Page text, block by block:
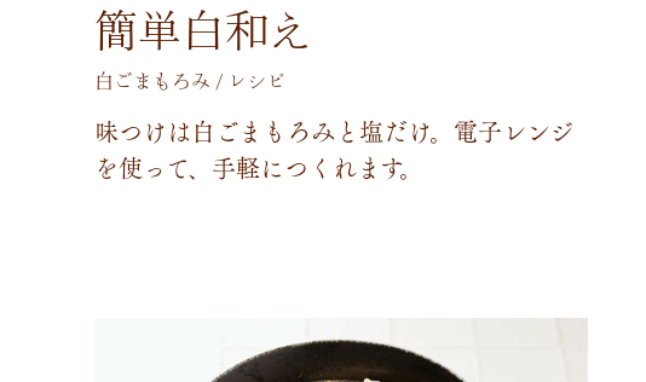
簡単白和え
白ごまもろみ / レシピ
味つけは白 ごま も ろみ と塩だけ。 電子レンジ
を使って、 手軽につ く れます。